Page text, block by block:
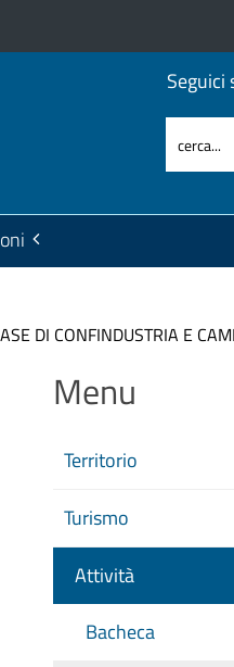
Seguici
DI CONFINDUSTRIA E
Menu
Territorio
Turismo
Attività
Bacheca